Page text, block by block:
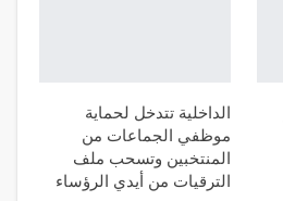
الداخلية تتدخل لحماية
موظفي الجماعات من
المنتخبين وتسحب ملف
الترقيات من أيدي الرؤساء